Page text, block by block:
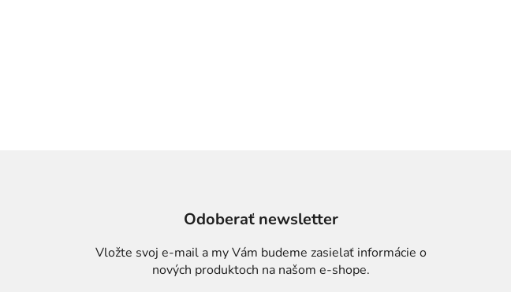
Odoberať newsletter
Vložte svoj e-mail a my Vám budeme zasielať informácie o
nových produktoch na našom e-shope.